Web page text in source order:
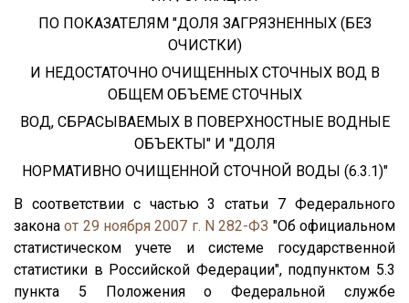
ПО ПОКАЗАТЕЛЯМ "ДОЛЯ ЗАГРЯЗНЕННЫХ (БЕЗ
ОЧИСТКИ)
И НЕДОСТАТОЧНО ОЧИЩЕННЫХ СТОЧНЫХ ВОД В
ОБЩЕМ ОБЪЕМЕ СТОЧНЫХ
ВОД, СБРАСЫВАЕМЫХ В ПОВЕРХНОСТНЫЕ ВОДНЫЕ
ОБЪЕКТЫ" И "ДОЛЯ
НОРМАТИВНО ОЧИЩЕННОЙ СТОЧНОЙ ВОДЫ (6.3.1)"
В соответствии с частью 3 статьи 7 Федерального
законаот 29 ноября 2007 г. N 282-ФЗ "Об официальном
статистическом учете и системе государственной
статистики в Российской Федерации", подпунктом 5.3
пункта 5 Положения о Федеральной службе